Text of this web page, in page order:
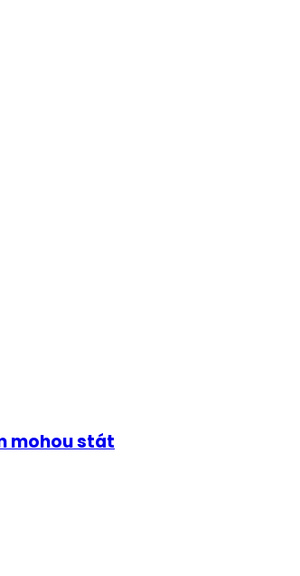
mohou stát